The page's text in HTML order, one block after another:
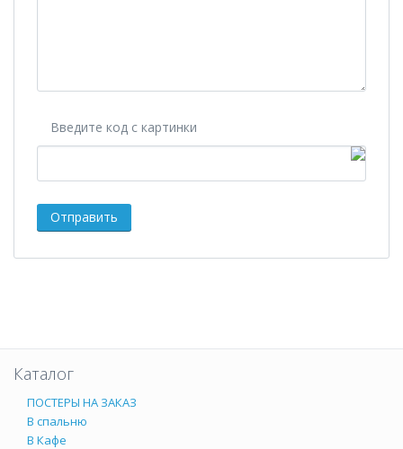
Введите код с картинки
Каталог
ПОСТЕРЫ НА ЗАКАЗ
В спальню
В Кафе